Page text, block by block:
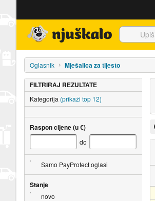
Oglasnik Mješalica za tijesto
FILTRIRAJ REZULTATE
Kategorija (prikaži top 12)
Raspon cijene (u €)
do
Samo PayProtect oglasi
Stanje
novo